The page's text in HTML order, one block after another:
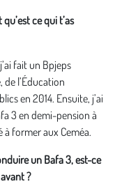
ce qui t’as
fait un Bpjeps
de l’Éducation
en 2014. Ensuite, j’ai
3 en demi-pension à
à former aux Ceméa.
un Bafa 3, est-ce
?